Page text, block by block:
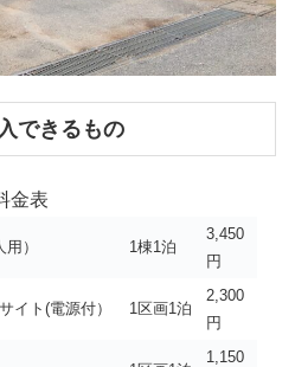
できるもの
金表
） 1棟1泊
3,450
円
イト(電源付） 1区画1泊
2,300
円
1,150